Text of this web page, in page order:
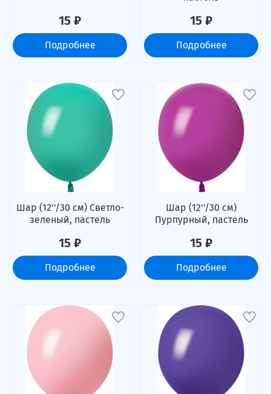
15 ₽
Подробнее
15 ₽
Подробнее
Шар (12''/30 см) Светло-
зеленый, пастель
15 ₽
Подробнее
Шар (12''/30 см)
Пурпурный, пастель
15 ₽
Подробнее